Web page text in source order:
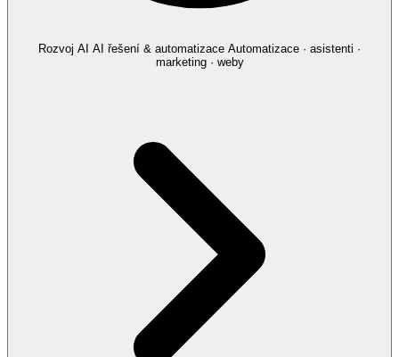
Rozvoj AI AI řešení & automatizace Automatizace · asistenti ·
marketing · weby